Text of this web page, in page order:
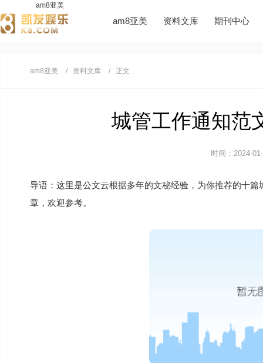
am8亚美
am8亚美 资料文库 期刊中心
am8亚美 资料文库 正文
城管工作通知范
时间：2024-
导语：这里是公文云根据多年的文秘经验，为你推荐的十
章，欢迎参考。